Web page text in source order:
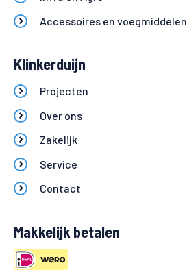
Accessoires en voegmiddelen
Klinkerduijn
Projecten
Over ons
Zakelijk
Service
Contact
Makkelijk betalen